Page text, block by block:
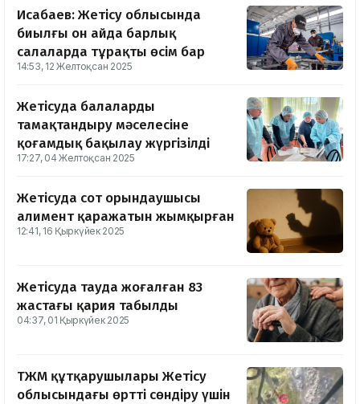
Исабаев: Жетісу облысында
биылғы он айда барлық
салаларда тұрақты өсім бар
14:53, 12 Желтоқсан 2025
Жетісуда балаларды
тамақтандыру мәселесіне
қоғамдық бақылау жүргізілді
17:27, 04 Желтоқсан 2025
Жетісуда сот орындаушысы
алимент қаражатын жымқырған
12:41, 16 Қыркүйек 2025
Жетісуда тауда жоғалған 83
жастағы қария табылды
04:37, 01 Қыркүйек 2025
ТЖМ құтқарушылары Жетісу
облысындағы өртті сөндіру үшін